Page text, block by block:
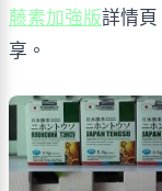
藤素加強版詳情頁
享。